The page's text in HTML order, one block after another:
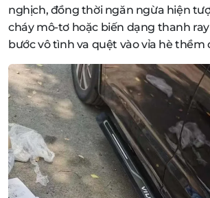
nghịch, đồng thời ngăn ngừa hiện
cháy mô-tơ hoặc biến dạng thanh
bước vô tình va quệt vào vỉa hè thềm